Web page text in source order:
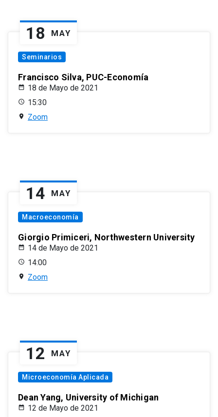
18 MAY
Seminarios
Francisco Silva, PUC-Economía
18 de Mayo de 2021
15:30
Zoom
14 MAY
Macroeconomía
Giorgio Primiceri, Northwestern University
14 de Mayo de 2021
14:00
Zoom
12 MAY
Microeconomía Aplicada
Dean Yang, University of Michigan
12 de Mayo de 2021